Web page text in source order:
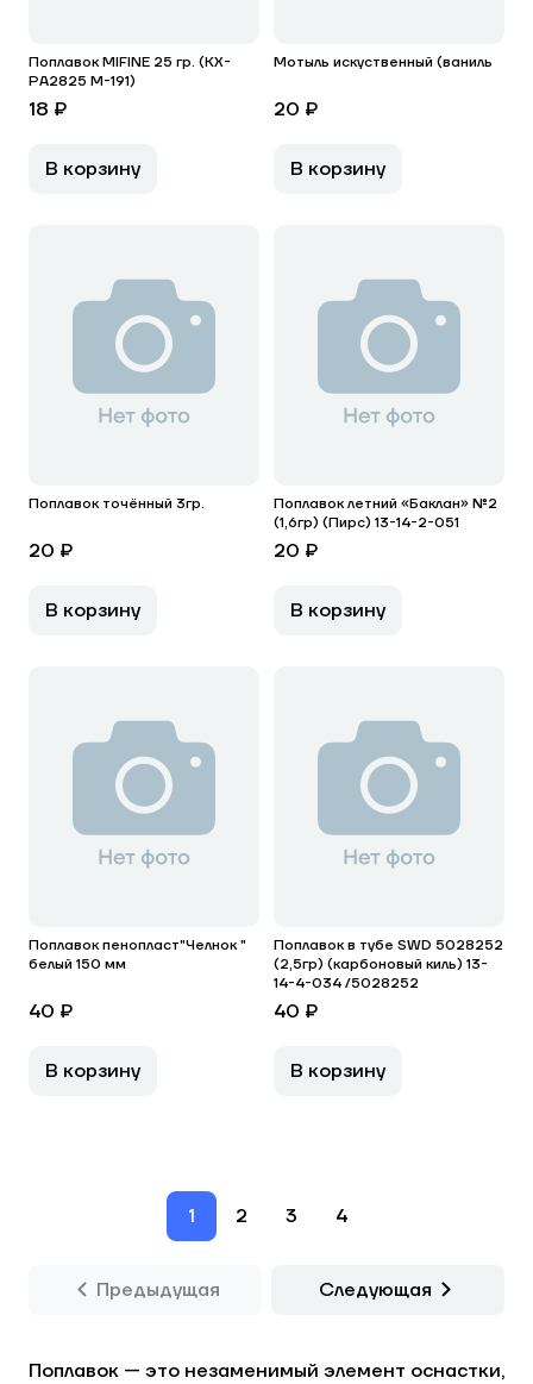
Поплавок MIFINE 25 гр. (KX-
PA2825 M-191)
18 ₽
В корзину
Мотыль искуственный (ваниль
20 ₽
В корзину
Поплавок точённый 3гр.
20 ₽
В корзину
Поплавок летний «Баклан» №2
(1,6гр) (Пирс) 13-14-2-051
20 ₽
В корзину
Поплавок пенопласт"Челнок "
белый 150 мм
40 ₽
В корзину
Поплавок в тубе SWD 5028252
(2,5гр) (карбоновый киль) 13-
14-4-034 /5028252
40 ₽
В корзину
1 2 3 4
Предыдущая Следующая
Поплавок — это незаменимый элемент оснастки,